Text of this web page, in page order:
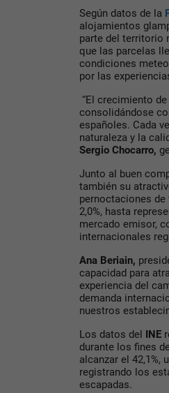
Según datos de la
alojamientos
parte del territorio
que las parcelas
condiciones
por las
“El crecimiento
consolidándose
españoles. Cada
naturaleza y la
Sergio Chocarro,
Junto al buen
también su
pernoctaciones
2,0%, hasta
mercado emisor,
internacionales
Ana Beriain,
capacidad para
experiencia del
demanda
nuestros
Los datos del
INE
durante los fines
alcanzar el 42,1%,
registrando los
escapadas.